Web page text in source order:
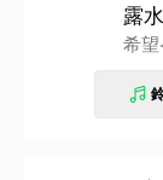
露
希望